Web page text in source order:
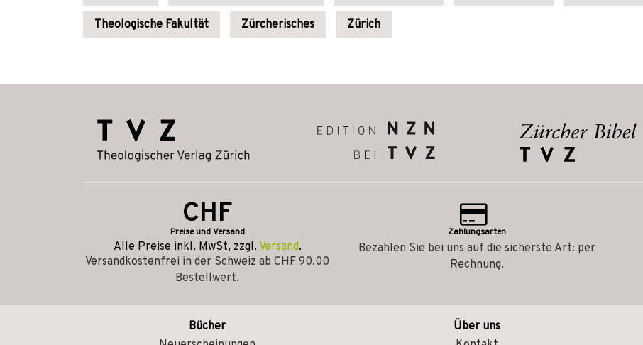
Theologische Fakultät Zürcherisches Zürich
CHF
Preise und Versand
Alle Preise inkl. MwSt, zzgl. Versand.
Versandkostenfrei in der Schweiz ab CHF 90.00
Bestellwert.
Zahlungsarten
Bezahlen Sie bei uns auf die sicherste Art: per
Rechnung.
Bücher
Über uns